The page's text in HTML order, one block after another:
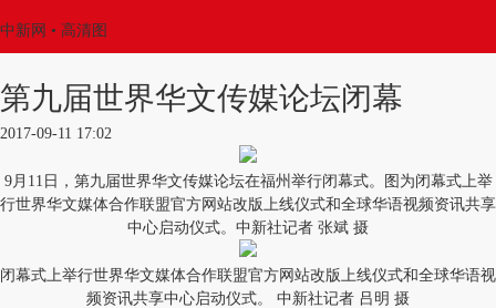
中新网 • 高清图
第九届世界华文传媒论坛闭幕
2017-09-11 17:02
9月11日，第九届世界华文传媒论坛在福州举行闭幕式。图为闭幕式上举
行世界华文媒体合作联盟官方网站改版上线仪式和全球华语视频资讯共享
中心启动仪式。中新社记者 张斌 摄
闭幕式上举行世界华文媒体合作联盟官方网站改版上线仪式和全球华语视
频资讯共享中心启动仪式。 中新社记者 吕明 摄